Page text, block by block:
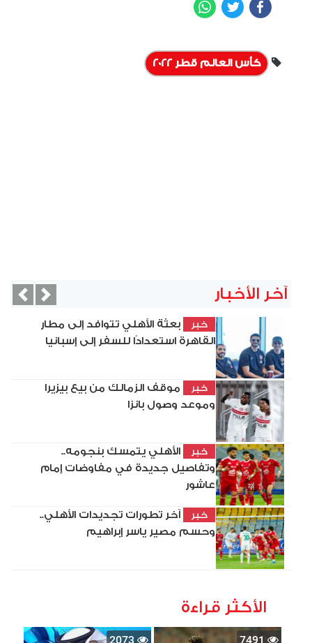
Facebook
Twitter
كأس العالم قطر 2022
آخر الأخبار
خبر
بعثة الأهلي تتوافد إلى مطار
القاهرة استعدادًا للسفر إلى إسبانيا
خبر
موقف الزمالك من بيع بيزيرا
وموعد وصول بانزا
خبر
الأهلي يتمسك بنجومه..
وتفاصيل جديدة في مفاوضات إمام
عاشور
خبر
آخر تطورات تجديدات الأهلي..
وحسم مصير ياسر إبراهيم
Next
الأكثر قراءة
7491
2073